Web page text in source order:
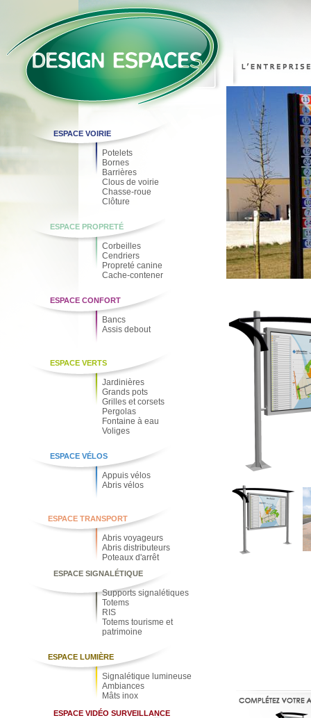
ESPACE VOIRIE
Potelets
Bornes
Barrières
Clous de voirie
Chasse-roue
Clôture
ESPACE PROPRETÉ
Corbeilles
Cendriers
Propreté canine
Cache-contener
ESPACE CONFORT
Bancs
Assis debout
ESPACE VERTS
Jardinières
Grands pots
Grilles et corsets
Pergolas
Fontaine à eau
Voliges
ESPACE VÉLOS
Appuis vélos
Abris vélos
ESPACE TRANSPORT
Abris voyageurs
Abris distributeurs
Poteaux d'arrêt
ESPACE SIGNALÉTIQUE
Supports signalétiques
Totems
RIS
Totems tourisme et
patrimoine
ESPACE LUMIÈRE
Signalétique lumineuse
Ambiances
Mâts inox
ESPACE VIDÉO SURVEILLANCE